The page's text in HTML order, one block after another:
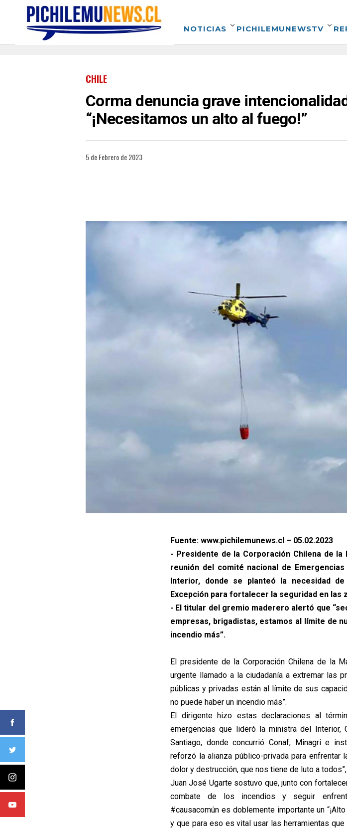
NOTICIAS PICHILEMUNEWSTV
CHILE
Corma denuncia grave
“¡Necesitamos un alto al fuego!”
5 de Febrero de 2023
Fuente: www.pichilemunews.cl – 05.02.2023
- Presidente de la Corporación Chilena de
reunión del comité nacional de
Interior, donde se planteó la necesidad
Excepción para fortalecer la seguridad en las
- El titular del gremio maderero alertó que
empresas, brigadistas, estamos al límite de
incendio más”.
El presidente de la Corporación Chilena de la
urgente llamado a la ciudadanía a extremar las
públicas y privadas están al límite de sus
no puede haber un incendio más”.
El dirigente hizo estas declaraciones al
emergencias que lideró la ministra del Interior,
Santiago, donde concurrió Conaf, Minagri e
reforzó la alianza público-privada para enfrentar
dolor y destrucción, que nos tiene de luto a
Juan José Ugarte sostuvo que, junto con
combate de los incendios y seguir
#causacomún es doblemente importante un
y que para eso es vital usar las herramientas